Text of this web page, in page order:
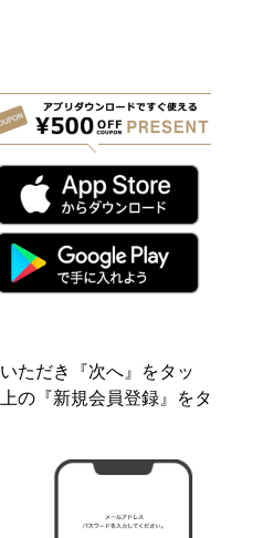
ただき『次へ』をタッ
の『新規会員登録』をタ